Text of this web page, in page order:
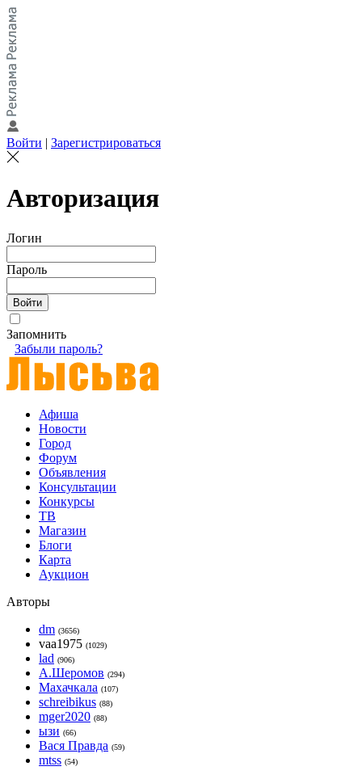
Войти | Зарегистрироваться
Авторизация
Логин
Пароль
Запомнить
Забыли пароль?
Афиша
Новости
Город
Форум
Объявления
Консультации
Конкурсы
ТВ
Магазин
Блоги
Карта
Аукцион
Авторы
dm (3656)
vaa1975 (1029)
lad (906)
А.Шеромов (294)
Махачкала (107)
schreibikus (88)
mger2020 (88)
ызи (66)
Вася Правда (59)
mtss (54)